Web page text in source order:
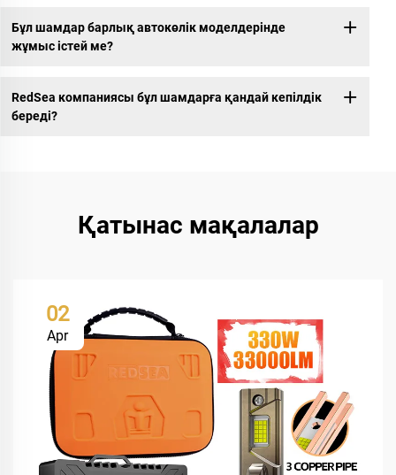
Бұл шамдар барлық автокөлік моделдерінде
жұмыс істей ме?
RedSea компаниясы бұл шамдарға қандай кепілдік
береді?
Қатынас мақалалар
02
Apr